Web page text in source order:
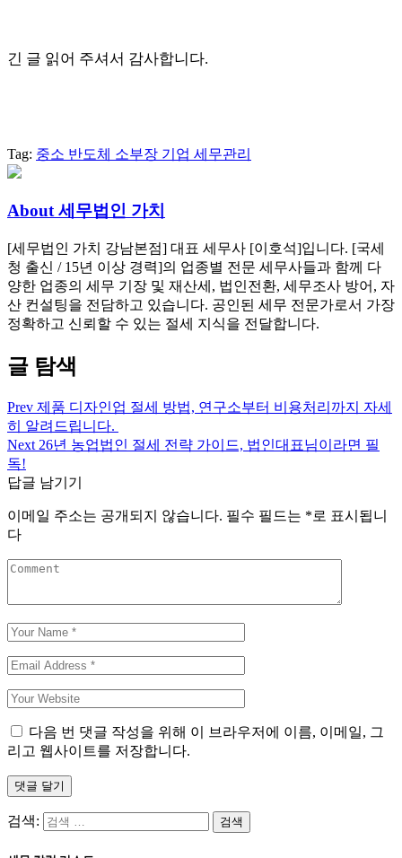
긴 글 읽어 주셔서 감사합니다.
Tag: 중소 반도체 소부장 기업 세무관리
About 세무법인 가치
[세무법인 가치 강남본점] 대표 세무사 [이호석]입니다. [국세
청 출신 / 15년 이상 경력]의 업종별 전문 세무사들과 함께 다
양한 업종의 세무 기장 및 재산세, 법인전환, 세무조사 방어, 자
산 컨설팅을 전담하고 있습니다. 공인된 세무 전문가로서 가장
정확하고 신뢰할 수 있는 절세 지식을 전달합니다.
글 탐색
Prev 제품 디자인업 절세 방법, 연구소부터 비용처리까지 자세
히 알려드립니다.
Next 26년 농업법인 절세 전략 가이드, 법인대표님이라면 필
독!
답글 남기기
이메일 주소는 공개되지 않습니다. 필수 필드는 *로 표시됩니
다
다음 번 댓글 작성을 위해 이 브라우저에 이름, 이메일, 그
리고 웹사이트를 저장합니다.
댓글 달기
검색: